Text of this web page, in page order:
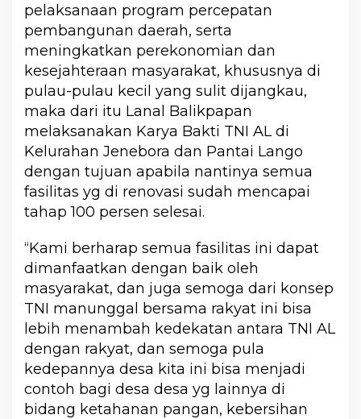
pelaksanaan program percepatan
pembangunan daerah, serta
meningkatkan perekonomian dan
kesejahteraan masyarakat, khususnya di
pulau-pulau kecil yang sulit dijangkau,
maka dari itu Lanal Balikpapan
melaksanakan Karya Bakti TNI AL di
Kelurahan Jenebora dan Pantai Lango
dengan tujuan apabila nantinya semua
fasilitas yg di renovasi sudah mencapai
tahap 100 persen selesai.
“Kami berharap semua fasilitas ini dapat
dimanfaatkan dengan baik oleh
masyarakat, dan juga semoga dari konsep
TNI manunggal bersama rakyat ini bisa
lebih menambah kedekatan antara TNI AL
dengan rakyat, dan semoga pula
kedepannya desa kita ini bisa menjadi
contoh bagi desa desa yg lainnya di
bidang ketahanan pangan, kebersihan